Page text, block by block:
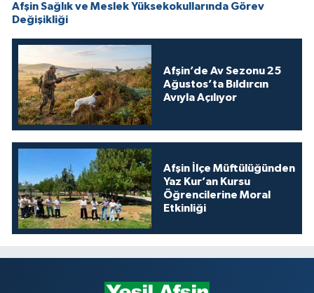
Afşin Sağlık ve Meslek Yüksekokullarında Görev
Değişikliği
Afşin’de Av Sezonu 25
Ağustos’ta Bıldırcın
Avıyla Açılıyor
Afşin İlçe Müftülüğünden
Yaz Kur’an Kursu
Öğrencilerine Moral
Etkinliği